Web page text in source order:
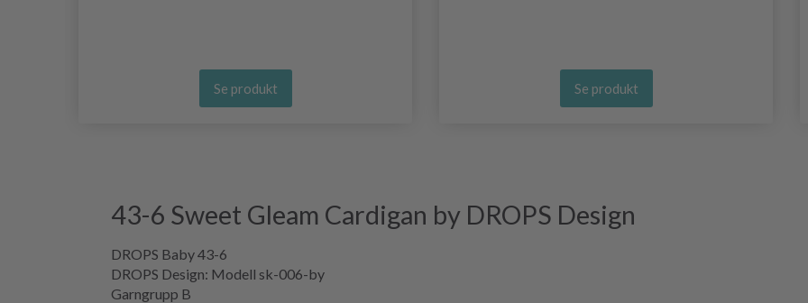
Se produkt Se produkt
43-6 Sweet Gleam Cardigan by DROPS Design
DROPS Baby 43-6
DROPS Design: Modell sk-006-by
Garngrupp B